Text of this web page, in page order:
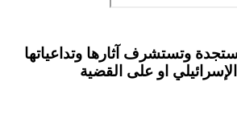
وتستشرف آثارها وتداعياتها
او على القضية